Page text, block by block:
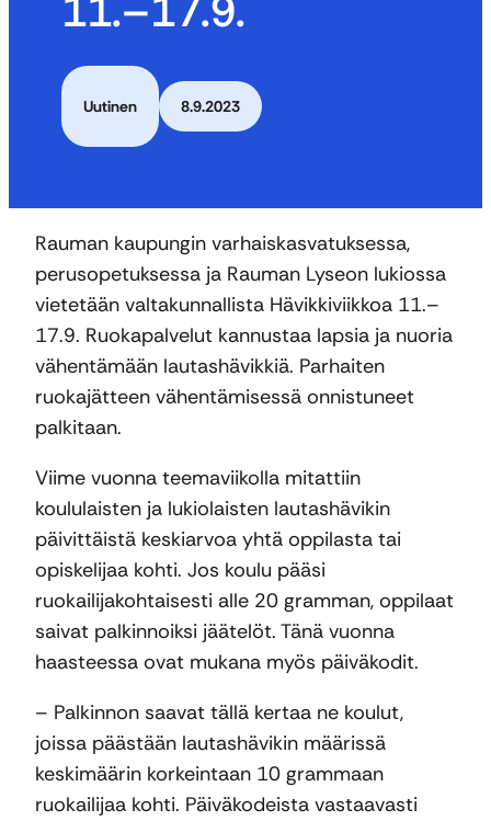
Uutinen 8.9.2023
Rauman kaupungin varhaiskasvatuksessa,
perusopetuksessa ja Rauman Lyseon lukiossa
vietetään valtakunnallista Hävikkiviikkoa 11.–
17.9. Ruokapalvelut kannustaa lapsia ja nuoria
vähentämään lautashävikkiä. Parhaiten
ruokajätteen vähentämisessä onnistuneet
palkitaan.
Viime vuonna teemaviikolla mitattiin
koululaisten ja lukiolaisten lautashävikin
päivittäistä keskiarvoa yhtä oppilasta tai
opiskelijaa kohti. Jos koulu pääsi
ruokailijakohtaisesti alle 20 gramman, oppilaat
saivat palkinnoiksi jäätelöt. Tänä vuonna
haasteessa ovat mukana myös päiväkodit.
– Palkinnon saavat tällä kertaa ne koulut,
joissa päästään lautashävikin määrissä
keskimäärin korkeintaan 10 grammaan
ruokailijaa kohti. Päiväkodeista vastaavasti